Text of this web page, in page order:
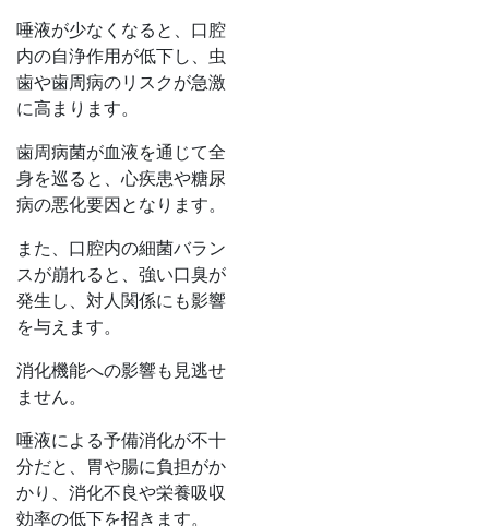
唾液が少なくなると、口腔
内の自浄作用が低下し、虫
歯や歯周病のリスクが急激
に高まります。
歯周病菌が血液を通じて全
身を巡ると、心疾患や糖尿
病の悪化要因となります。
また、口腔内の細菌バラン
スが崩れると、強い口臭が
発生し、対人関係にも影響
を与えます。
消化機能への影響も見逃せ
ません。
唾液による予備消化が不十
分だと、胃や腸に負担がか
かり、消化不良や栄養吸収
効率の低下を招きます。